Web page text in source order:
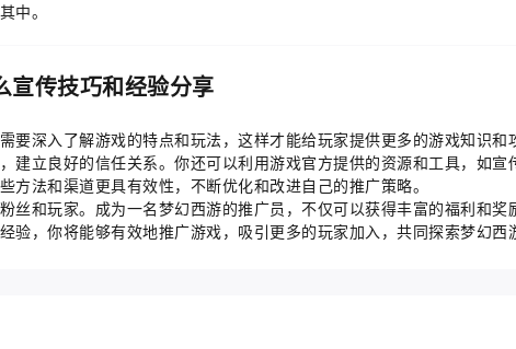
中。
宣传技巧和经验分享
要深入了解游戏的特点和玩法，这样才能给玩家提供更多的游戏知识
建立良好的信任关系。你还可以利用游戏官方提供的资源和工具，如宣
方法和渠道更具有效性，不断优化和改进自己的推广策略。
丝和玩家。成为一名梦幻西游的推广员，不仅可以获得丰富的福利和
验，你将能够有效地推广游戏，吸引更多的玩家加入，共同探索梦幻西